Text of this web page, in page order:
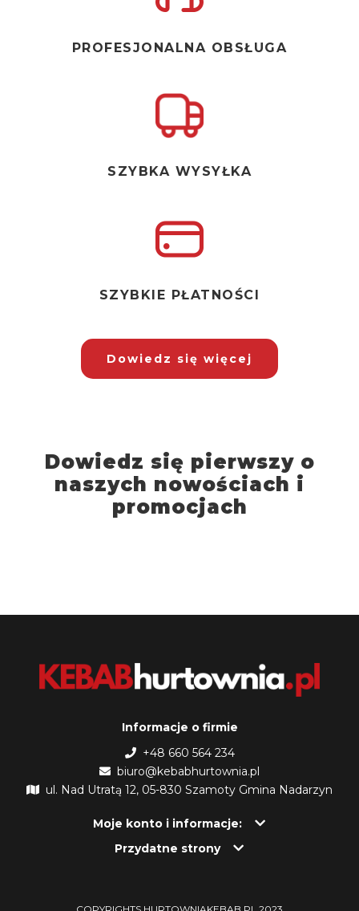
PROFESJONALNA OBSŁUGA
SZYBKA WYSYŁKA
SZYBKIE PŁATNOŚCI
Dowiedz się więcej
Dowiedz się pierwszy o
naszych nowościach i
promocjach
Informacje o firmie
+48 660 564 234
biuro@kebabhurtownia.pl
ul. Nad Utratą 12, 05-830 Szamoty Gmina Nadarzyn
Moje konto i informacje:
Przydatne strony